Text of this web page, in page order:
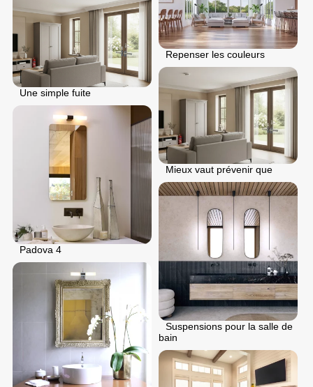
Repenser les couleurs
Une simple fuite
Mieux vaut prévenir que
Padova 4
Suspensions pour la salle de
bain